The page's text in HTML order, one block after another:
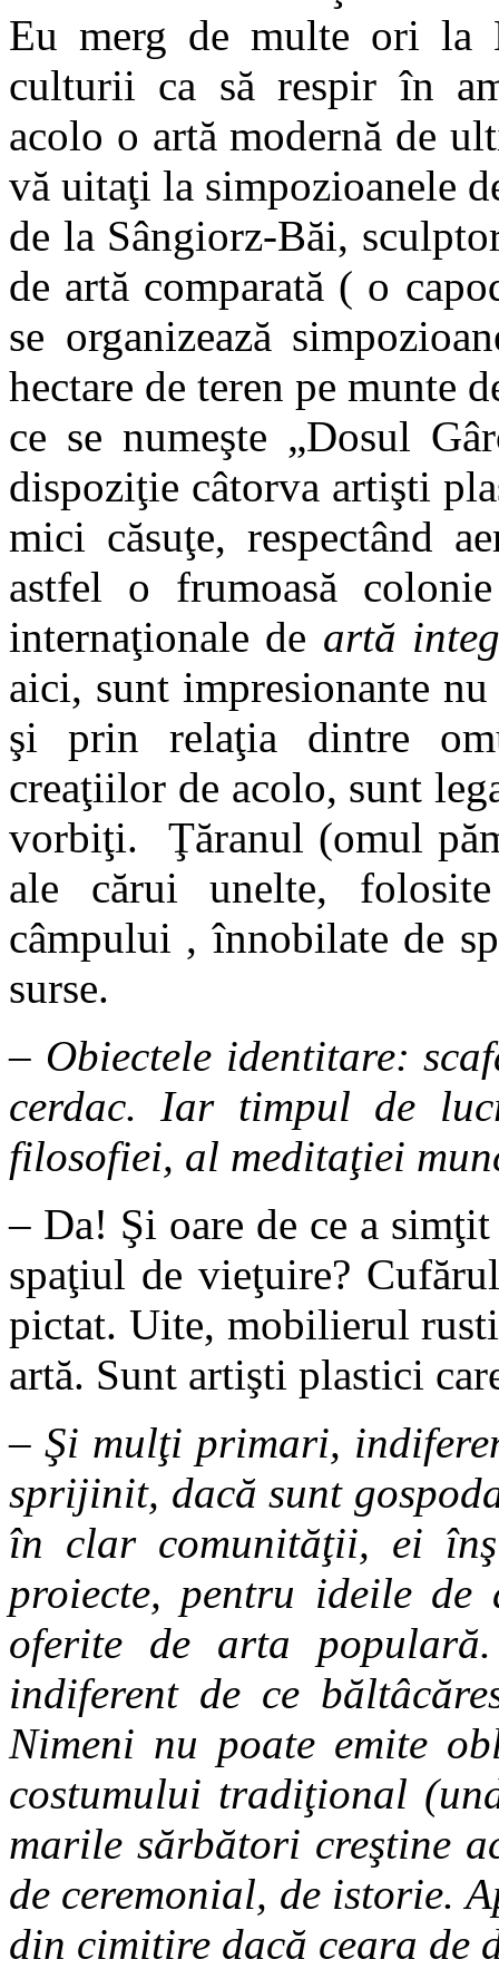
Eu merg de multe ori la
culturii ca să respir în
acolo o artă modernă de
vă uitaţi la simpozioanele
de la Sângiorz-Băi,
de artă comparată ( o
se organizează
hectare de teren pe
ce se numeşte „Dosul
dispoziţie câtorva artişti
mici căsuţe, respectând
astfel o frumoasă
internaţionale de artă
aici, sunt impresionante
şi prin relaţia dintre
creaţiilor de acolo, sunt
vorbiţi. Ţăranul (omul
ale cărui unelte,
câmpului , înnobilate de
surse.
– Obiectele identitare:
cerdac. Iar timpul de
filosofiei, al meditaţiei
– Da! Şi oare de ce a simţit
spaţiul de vieţuire?
pictat. Uite, mobilierul
artă. Sunt artişti plastici
– Şi mulţi primari,
sprijinit, dacă sunt
în clar comunităţii, ei
proiecte, pentru ideile de
oferite de arta
indiferent de ce
Nimeni nu poate emite
costumului tradiţional
marile sărbători creştine
de ceremonial, de istorie.
din cimitire dacă ceara de